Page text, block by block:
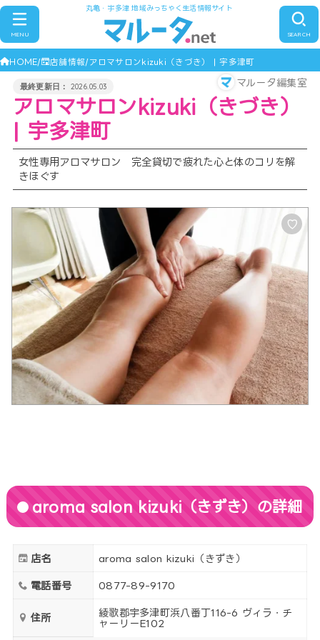
丸亀・宇多津 地域みっちゃく生活情報サイト
SEARCH
MENU
HOME 店舗情報 アロマサロンkizuki（きづき） | 宇多津町
2026.05.03 マルータ編集室
アロマサロンkizuki（きづき）
| 宇多津町
女性専用アロマサロン 完全貸切で疲れた心と体のコリを解
きほぐす
♡
aroma salon kizuki（きずき）の詳細
店名 aroma salon kizuki（きずき）
電話番号 0877-89-9170
住所
綾歌郡宇多津町浜八番丁116-6 ヴィラ・チ
ャーリーE102